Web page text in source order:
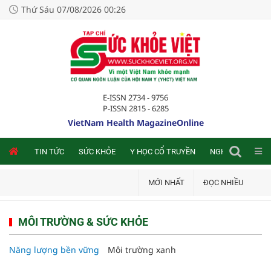
Thứ Sáu 07/08/2026 00:26
E-ISSN 2734 - 9756
P-ISSN 2815 - 6285
VietNam Health MagazineOnline
TIN TỨC SỨC KHỎE Y HỌC CỔ TRUYỀN NGHIÊN CỨU
MỚI NHẤT ĐỌC NHIỀU
MÔI TRƯỜNG & SỨC KHỎE
Năng lượng bền vững Môi trường xanh